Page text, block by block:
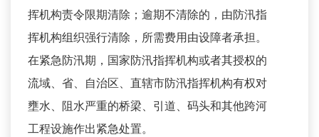
挥机构责令限期清除；逾期不清除的，由防汛指
挥机构组织强行清除，所需费用由设障者承担。
在紧急防汛期，国家防汛指挥机构或者其授权的
流域、省、自治区、直辖市防汛指挥机构有权对
壅水、阻水严重的桥梁、引道、码头和其他跨河
工程设施作出紧急处置。